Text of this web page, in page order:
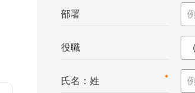
部署
役職
*
氏名：姓